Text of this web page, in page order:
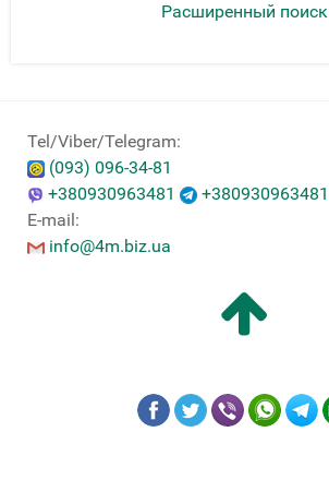
Расширенный поиск
Tel/Viber/Telegram:
(093) 096-34-81
+380930963481
+380930963481
E-mail:
info@4m.biz.ua